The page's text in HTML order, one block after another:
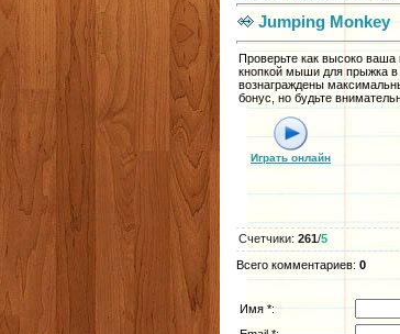
Jumping Monkey
Проверьте как высоко ваша
кнопкой мыши для прыжка
вознаграждены
бонус, но будьте
Играть онлайн
Счетчики: 261/5
Всего комментариев: 0
Имя *: